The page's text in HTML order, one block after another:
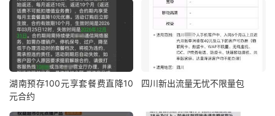
湖南预存100元享套餐费直降10
元合约
四川新出流量无忧不限量包